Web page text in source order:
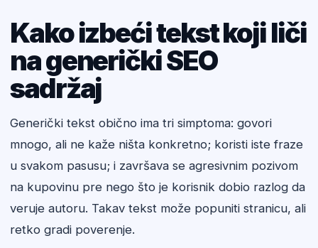
Kako izbeći tekst koji liči
na generički SEO
sadržaj
Generički tekst obično ima tri simptoma: govori
mnogo, ali ne kaže ništa konkretno; koristi iste fraze
u svakom pasusu; i završava se agresivnim pozivom
na kupovinu pre nego što je korisnik dobio razlog da
veruje autoru. Takav tekst može popuniti stranicu, ali
retko gradi poverenje.